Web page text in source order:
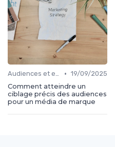
Audiences et engagement • 19/09/2025
Comment atteindre un
ciblage précis des audiences
pour un média de marque